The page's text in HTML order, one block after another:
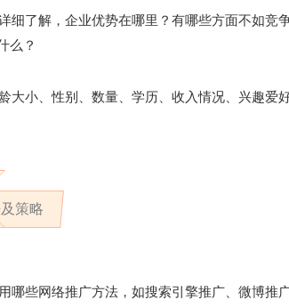
细了解，企业优势在哪里？有哪些方面不如竞
么？
大小、性别、数量、学历、收入情况、兴趣爱
策略
哪些网络推广方法，如搜索引擎推广、微博推